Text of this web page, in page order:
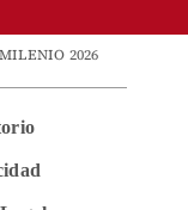
2026